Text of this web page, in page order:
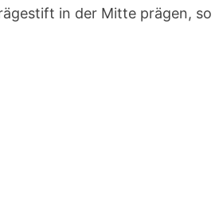
in der Mitte prägen,